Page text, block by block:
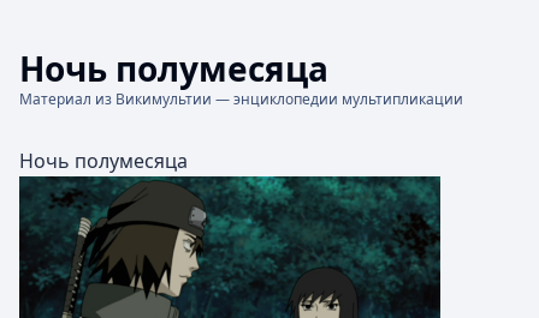
Ночь полумесяца
Материал из Викимультии — энциклопедии мультипликации
Ночь полумесяца